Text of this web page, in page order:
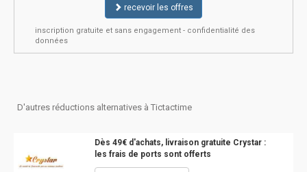
recevoir les offres
inscription gratuite et sans engagement - confidentialité des
données
D'autres réductions alternatives à Tictactime
Dès 49€ d'achats, livraison gratuite Crystar :
les frais de ports sont offerts